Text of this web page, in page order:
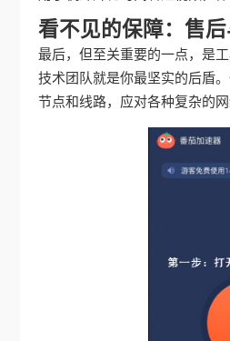
看不见的保障：售
最后，但至关重要的一点，是
技术团队就是你最坚实的后盾
节点和线路，应对各种复杂的